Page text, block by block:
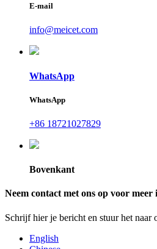
E-mail
info@meicet.com
WhatsApp
WhatsApp
+86 18721027829
Bovenkant
Neem contact met ons op voor
Schrijf hier je bericht en stuur het naar
English